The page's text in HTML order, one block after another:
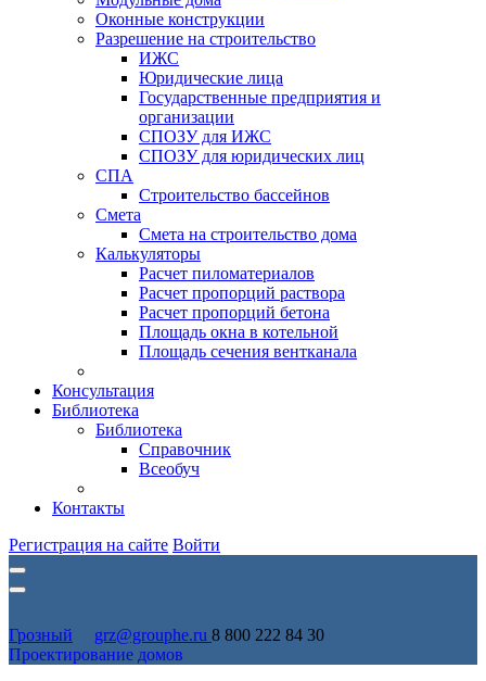
Оконные конструкции
Разрешение на строительство
ИЖС
Юридические лица
Государственные предприятия и
организации
СПОЗУ для ИЖС
СПОЗУ для юридических лиц
СПА
Строительство бассейнов
Смета
Смета на строительство дома
Калькуляторы
Расчет пиломатериалов
Расчет пропорций раствора
Расчет пропорций бетона
Площадь окна в котельной
Площадь сечения вентканала
Консультация
Библиотека
Библиотека
Справочник
Всеобуч
Контакты
Регистрация на сайте Войти
Грозный grz@grouphe.ru 8 800 222 84 30
Проектирование домов